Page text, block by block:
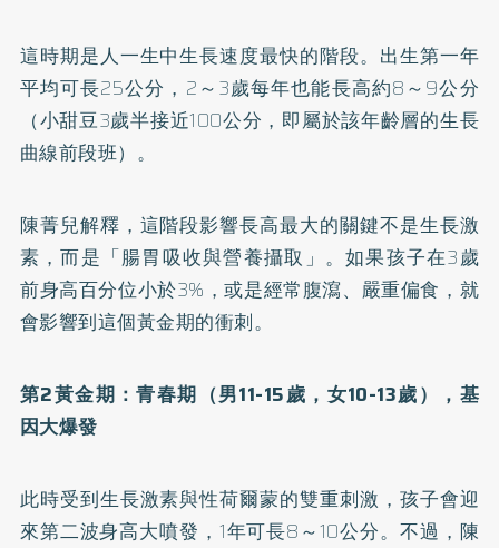
這時期是人一生中生長速度最快的階段。出生第一年
平均可長25公分，2～3歲每年也能長高約8～9公分
（小甜豆3歲半接近100公分，即屬於該年齡層的生長
曲線前段班）。
陳菁兒解釋，這階段影響長高最大的關鍵不是生長激
素，而是「腸胃吸收與營養攝取」。如果孩子在3歲
前身高百分位小於3%，或是經常腹瀉、嚴重偏食，就
會影響到這個黃金期的衝刺。
第2黃金期：青春期（男11-15歲，女10-13歲），基
因大爆發
此時受到生長激素與性荷爾蒙的雙重刺激，孩子會迎
來第二波身高大噴發，1年可長8～10公分。不過，陳